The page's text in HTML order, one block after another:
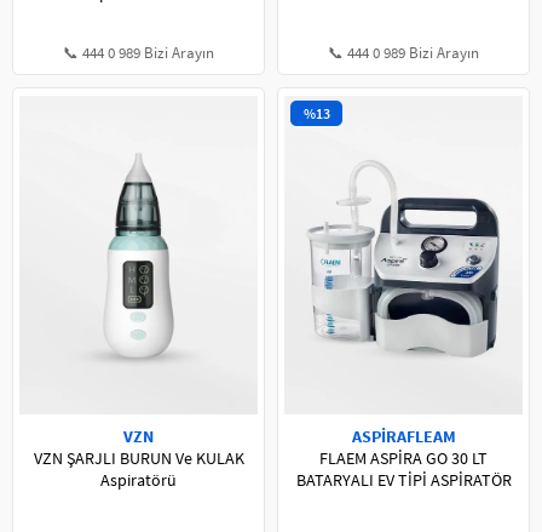
📞 444 0 989 Bizi Arayın 📞 444 0 989 Bizi Arayın
VZN
VZN ŞARJLI BURUN Ve KULAK
Aspiratörü
ASPİRAFLEAM
FLAEM ASPİRA GO 30 LT
BATARYALI EV TİPİ ASPİRATÖR
%13